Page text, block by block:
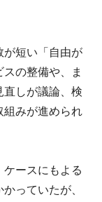
短い「自由が
の整備や、ま
直しが議論、検
組みが進められ
ースにもよる
っていたが、